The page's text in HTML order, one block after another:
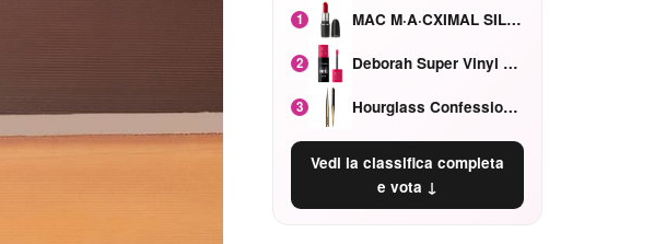
1 MAC M·A·CXIMAL SILKY MATTE Red Rock mat
2 Deborah Super Vinyl Shake Rosa Ciliegia
3 Hourglass Confession Ricaricabile Ultra Preciso Ad Alta Intensità Secretly Classic Red
Vedi la classifica completa
e vota ↓